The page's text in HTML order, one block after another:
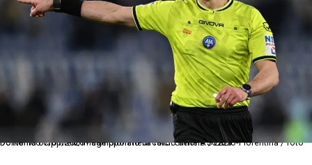
Dc Roma 07/01/2026 - campionato di calcio serie A / Lazio-Fiorentina / foto Domenico Cippitelli/Image Sport nella foto: Simone Sozza